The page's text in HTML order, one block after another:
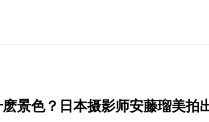
景色？日本摄影师安藤瑠美拍